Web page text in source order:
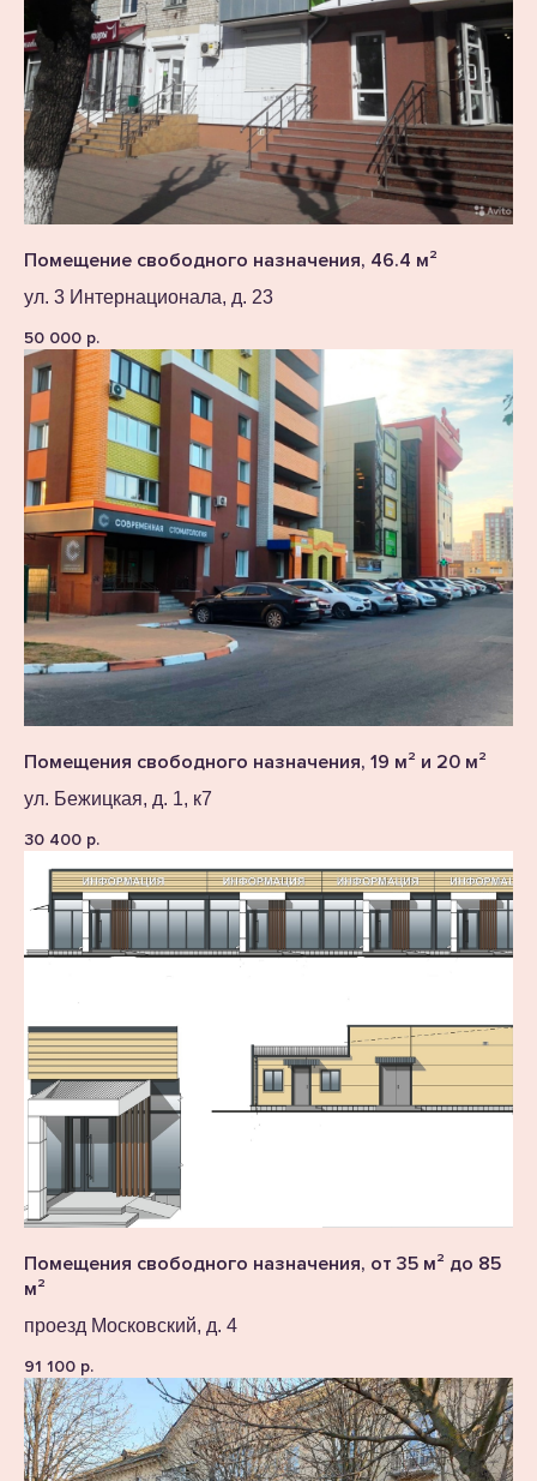
Помещение свободного назначения, 46.4 м²
ул. 3 Интернационала, д. 23
50 000 р.
Помещения свободного назначения, 19 м² и 20 м²
ул. Бежицкая, д. 1, к7
30 400 р.
Помещения свободного назначения, от 35 м² до 85
м²
проезд Московский, д. 4
91 100 р.